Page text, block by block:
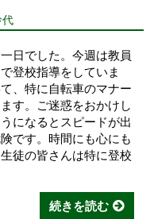
代
日でした。今週は教員
登校指導をしていま
、特に自転車のマナー
す。ご迷惑をおかけし
になるとスピードが出
です。時間にも心にも
徒の皆さんは特に登校
続きを読む